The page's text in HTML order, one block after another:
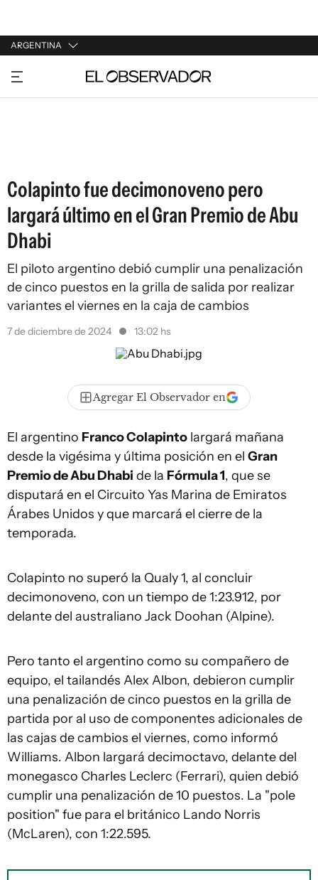
ARGENTINA
URUGUAY
ARGENTINA
Colapinto fue decimonoveno pero
largará último en el Gran Premio de Abu
Dhabi
El piloto argentino debió cumplir una penalización
de cinco puestos en la grilla de salida por realizar
variantes el viernes en la caja de cambios
7 de diciembre de 2024 13:02 hs
Agregar El Observador en
El argentino Franco Colapinto largará mañana
desde la vigésima y última posición en el Gran
Premio de Abu Dhabi de la Fórmula 1, que se
disputará en el Circuito Yas Marina de Emiratos
Árabes Unidos y que marcará el cierre de la
temporada.
Colapinto no superó la Qualy 1, al concluir
decimonoveno, con un tiempo de 1:23.912, por
delante del australiano Jack Doohan (Alpine).
Pero tanto el argentino como su compañero de
equipo, el tailandés Alex Albon, debieron cumplir
una penalización de cinco puestos en la grilla de
partida por al uso de componentes adicionales de
las cajas de cambios el viernes, como informó
Williams. Albon largará decimoctavo, delante del
monegasco Charles Leclerc (Ferrari), quien debió
cumplir una penalización de 10 puestos. La "pole
position" fue para el británico Lando Norris
(McLaren), con 1:22.595.